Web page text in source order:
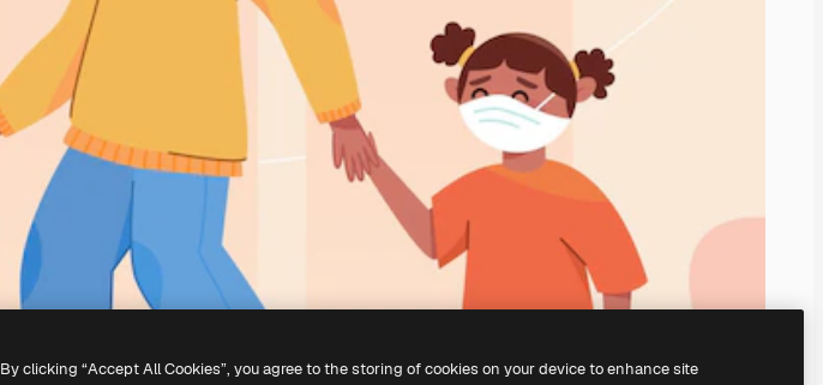
By clicking “Accept All Cookies”, you agree to the storing of cookies on your device to enhance site